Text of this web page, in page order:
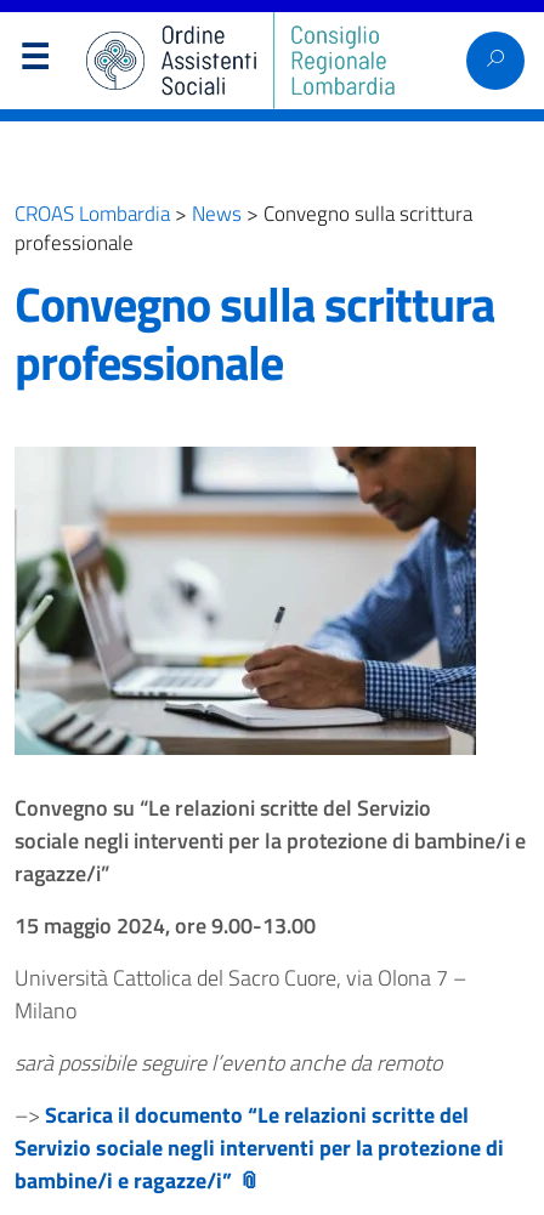
CROAS Lombardia> News > Convegno sulla scrittura
professionale
Convegno sulla scrittura
professionale
Convegno su “Le relazioni scritte del Servizio
socialenegli interventi per la protezione di bambine/i e
ragazze/i”
15 maggio 2024, ore 9.00-13.00
Università Cattolica del Sacro Cuore, via Olona 7 –
Milano
sarà possibile seguire l’evento anche da remoto
–>Scarica il documento “Le relazioni scritte del
Servizio sociale negli interventi per la protezione di
bambine/i e ragazze/i”